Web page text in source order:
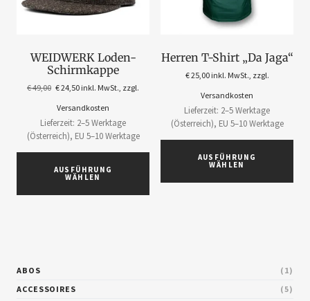
WEIDWERK Loden-
Schirmkappe
€49,00 €24,50 inkl. MwSt., zzgl.
Versandkosten
Lieferzeit: 2–5 Werktage
(Österreich), EU 5–10 Werktage
AUSFÜHRUNG
WÄHLEN
Herren T-Shirt „Da Jaga“
€25,00 inkl. MwSt., zzgl.
Versandkosten
Lieferzeit: 2–5 Werktage
(Österreich), EU 5–10 Werktage
AUSFÜHRUNG
WÄHLEN
ABOS
1
ACCESSOIRES
5